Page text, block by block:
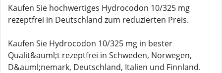
Kaufen Sie hochwertiges Hydrocodon 10/325 mg
rezeptfrei in Deutschland zum reduzierten Preis.
Kaufen Sie Hydrocodon 10/325 mg in bester
Qualit&auml;t rezeptfrei in Schweden, Norwegen,
D&auml;nemark, Deutschland, Italien und Finnland.